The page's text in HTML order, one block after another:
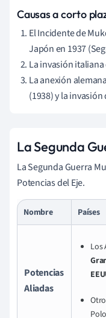
Causas a corto
El Incidente de
Japón en 1937
La invasión
La anexión
(1938) y la
La Segunda
La Segunda Guerra
Potencias del Eje.
Nombre Países
Potencias
Aliadas
Los